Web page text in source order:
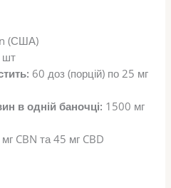
(США)
шт
60 доз (порцій) по 25 мг
в одній баночці: 1500 мг
CBN та 45 мг CBD